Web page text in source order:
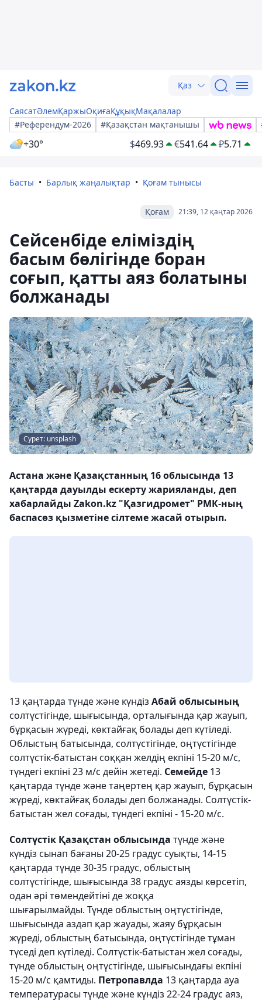
Қаз
СаясатӘлемҚаржыОқиғаҚұқықМақалалар
#Референдум-2026
#Қазақстан мақтанышы
+30° $469.93 €541.64 ₽5.71
Басты Барлық жаңалықтар Қоғам тынысы
21:39, 12 қаңтар 2026
Қоғам
Сейсенбіде еліміздің
басым бөлігінде боран
соғып, қатты аяз болатыны
болжанады
Сурет: unsplash
Астана және Қазақстанның 16 облысында 13
қаңтарда дауылды ескерту жарияланды, деп
хабарлайды Zakon.kz "Қазгидромет" РМК-ның
баспасөз қызметіне сілтеме жасай отырып.
13 қаңтарда түнде және күндіз Абай облысының
солтүстігінде, шығысында, орталығында қар жауып,
бұрқасын жүреді, көктайғақ болады деп күтіледі.
Облыстың батысында, солтүстігінде, оңтүстігінде
солтүстік-батыстан соққан желдің екпіні 15-20 м/с,
түндегі екпіні 23 м/с дейін жетеді. Семейде 13
қаңтарда түнде және таңертең қар жауып, бұрқасын
жүреді, көктайғақ болады деп болжанады. Солтүстік-
батыстан жел соғады, түндегі екпіні - 15-20 м/с.
Солтүстік Қазақстан облысында түнде және
күндіз сынап бағаны 20-25 градус суықты, 14-15
қаңтарда түнде 30-35 градус, облыстың
солтүстігінде, шығысында 38 градус аязды көрсетіп,
одан әрі төмендейтіні де жоққа
шығарылмайды. Түнде облыстың оңтүстігінде,
шығысында аздап қар жауады, жаяу бұрқасын
жүреді, облыстың батысында, оңтүстігінде тұман
түседі деп күтіледі. Солтүстік-батыстан жел соғады,
түнде облыстың оңтүстігінде, шығысындағы екпіні
15-20 м/с қамтиды. Петропавлда 13 қаңтарда ауа
температурасы түнде және күндіз 22-24 градус аяз,